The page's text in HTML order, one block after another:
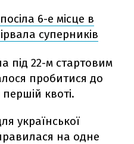
6-е місце в
суперників
під 22-м стартовим
пробитися до
квоті.
української
на одне